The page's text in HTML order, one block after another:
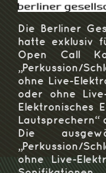
Die Berliner
hatte exklusiv
Open Call
„Perkussion/
ohne Live-
oder ohne
Elektronisches
Lautsprechern“
Die
„Perkussion/
ohne Live-